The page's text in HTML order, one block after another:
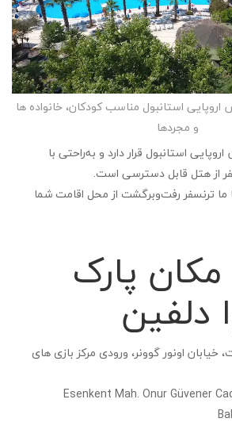
استانبول مناسب کودکان، خانواده ها
و مجردها
استانبول قرار دارد و به‌راحتی با
از هتل قابل دسترسی است.
ما ترنسفر رفت‌وبرگشت از محل اقامت شما
پارک
دلفین
خیابان اونور گوونر، ورودی مرکز بازی های
Esenkent Mah. Onur Güvener